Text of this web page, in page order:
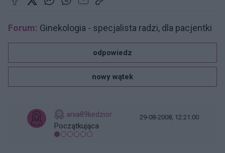
Forum: Ginekologia - specjalista radzi, dla pacjentki
odpowiedz
nowy wątek
ania89kedzior
Początkująca
29-08-2008, 12:21:00